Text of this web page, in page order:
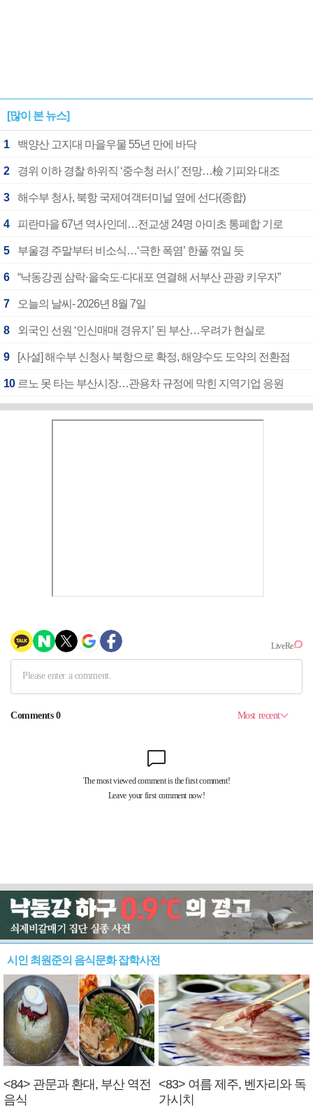
[많이 본 뉴스]
1 백양산 고지대 마을우물 55년 만에 바닥
2 경위 이하 경찰 하위직 ‘중수청 러시’ 전망…檢 기피와 대조
3 해수부 청사, 북항 국제여객터미널 옆에 선다(종합)
4 피란마을 67년 역사인데…전교생 24명 아미초 통폐합 기로
5 부울경 주말부터 비소식…‘극한 폭염’ 한풀 꺾일 듯
6 “낙동강권 삼락·을숙도·다대포 연결해 서부산 관광 키우자”
7 오늘의 날씨- 2026년 8월 7일
8 외국인 선원 ‘인신매매 경유지’ 된 부산…우려가 현실로
9 [사설] 해수부 신청사 북항으로 확정, 해양수도 도약의 전환점
10 르노 못 타는 부산시장…관용차 규정에 막힌 지역기업 응원
시인 최원준의 음식문화 잡학사전
<84> 관문과 환대, 부산 역전
음식
<83> 여름 제주, 벤자리와 독
가시치